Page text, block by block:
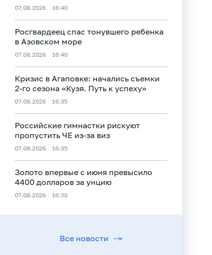
07.08.2026 16:40
Росгвардеец спас тонувшего ребенка
в Азовском море
07.08.2026 16:40
Кризис в Агаповке: начались съемки
2‑го сезона «Кузя. Путь к успеху»
07.08.2026 16:35
Российские гимнастки рискуют
пропустить ЧЕ из-за виз
07.08.2026 16:35
Золото впервые с июня превысило
4400 долларов за унцию
07.08.2026 16:30
Все новости